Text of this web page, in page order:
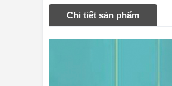
Chi tiết sản phẩm